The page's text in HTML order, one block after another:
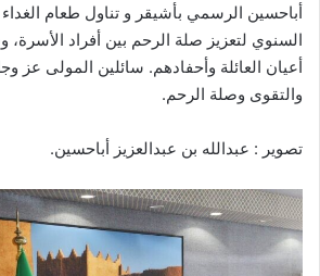
أباحسين الرسمي بأشيقر و تناول طعام
السنوي لتعزيز صلة الرحم بين أفراد
أعيان العائلة وأحفادهم. سائلين المولى عز
والتقوى وصلة الرحم.
تصوير : عبدالله بن عبدالعزيز أباحسين.